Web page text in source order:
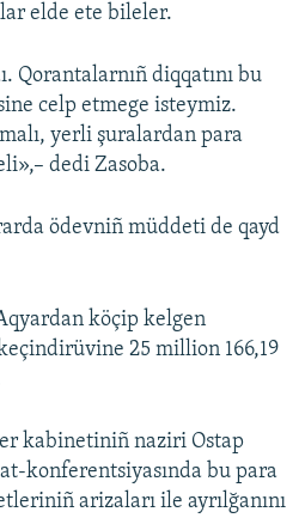
elde ete bileler.
Qorantalarnıñ diqqatını bu
celp etmege isteymiz.
yerli şuralardan para
dedi Zasoba.
ödevniñ müddeti de qayd
köçip kelgen
25 million 166,19
kabinetiniñ naziri Ostap
konferentsiyasında bu para
arizaları ile ayrılğanını